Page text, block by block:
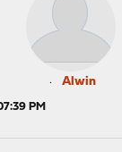
Alwin
PM